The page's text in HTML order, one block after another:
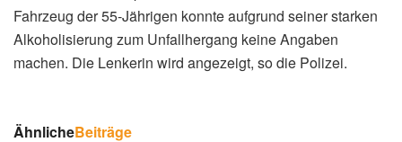
Fahrzeug der 55-Jährigen konnte aufgrund seiner starken
Alkoholisierung zum Unfallhergang keine Angaben
machen. Die Lenkerin wird angezeigt, so die Polizei.
ÄhnlicheBeiträge